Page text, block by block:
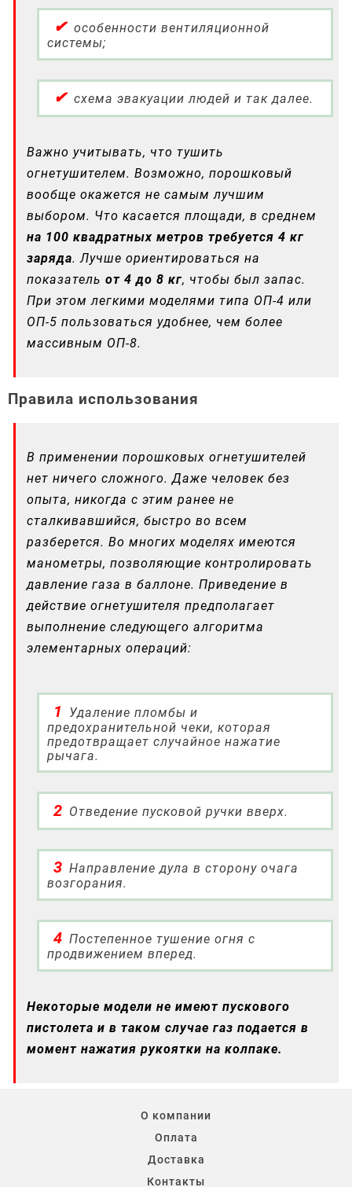
особенности вентиляционной
системы;
схема эвакуации людей и так далее.
Важно учитывать, что тушить
огнетушителем. Возможно, порошковый
вообще окажется не самым лучшим
выбором. Что касается площади, в среднем
на 100 квадратных метров требуется 4 кг
заряда. Лучше ориентироваться на
показатель от 4 до 8 кг, чтобы был запас.
При этом легкими моделями типа ОП-4 или
ОП-5 пользоваться удобнее, чем более
массивным ОП-8.
Правила использования
В применении порошковых огнетушителей
нет ничего сложного. Даже человек без
опыта, никогда с этим ранее не
сталкивавшийся, быстро во всем
разберется. Во многих моделях имеются
манометры, позволяющие контролировать
давление газа в баллоне. Приведение в
действие огнетушителя предполагает
выполнение следующего алгоритма
элементарных операций:
Удаление пломбы и
предохранительной чеки, которая
предотвращает случайное нажатие
рычага.
Отведение пусковой ручки вверх.
Направление дула в сторону очага
возгорания.
Постепенное тушение огня с
продвижением вперед.
Некоторые модели не имеют пускового
пистолета и в таком случае газ подается в
момент нажатия рукоятки на колпаке.
О компании
Оплата
Доставка
Контакты